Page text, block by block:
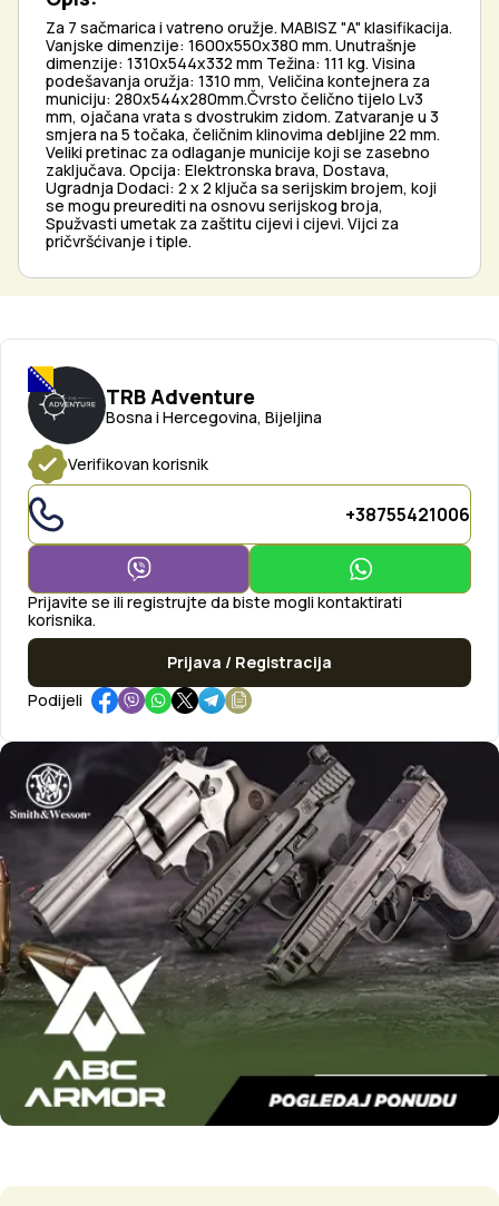
Za 7 sačmarica i vatreno oružje. MABISZ "A" klasifikacija.
Vanjske dimenzije: 1600x550x380 mm. Unutrašnje
dimenzije: 1310x544x332 mm Težina: 111 kg. Visina
podešavanja oružja: 1310 mm, Veličina kontejnera za
municiju: 280x544x280mm.Čvrsto čelično tijelo Lv3
mm, ojačana vrata s dvostrukim zidom. Zatvaranje u 3
smjera na 5 točaka, čeličnim klinovima debljine 22 mm.
Veliki pretinac za odlaganje municije koji se zasebno
zaključava. Opcija: Elektronska brava, Dostava,
Ugradnja Dodaci: 2 x 2 ključa sa serijskim brojem, koji
se mogu preurediti na osnovu serijskog broja,
Spužvasti umetak za zaštitu cijevi i cijevi. Vijci za
pričvršćivanje i tiple.
TRB Adventure
Bosna i Hercegovina, Bijeljina
Verifikovan korisnik
+38755421006
Prijavite se ili registrujte da biste mogli kontaktirati
korisnika.
Prijava / Registracija
Podijeli